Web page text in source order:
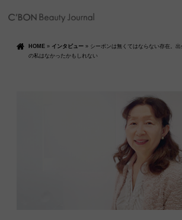
HOME » インタビュー » シーボンは無くてはならない存在。
の私はなかったかもしれない